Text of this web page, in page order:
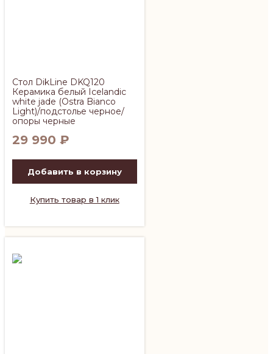
Стол DikLine DKQ120
Керамика белый Icelandic
white jade (Ostra Bianco
Light)/подстолье черное/
опоры черные
29 990 ₽
Добавить в корзину
Купить товар в 1 клик